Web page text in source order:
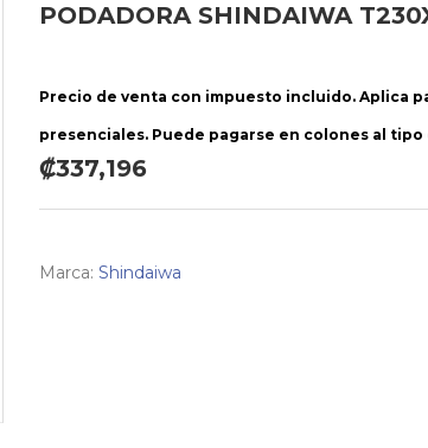
PODADORA SHINDAIWA
Precio de venta con impuesto incluido. Aplica
presenciales. Puede pagarse en colones al tipo
₡337,196
Marca: Shindaiwa